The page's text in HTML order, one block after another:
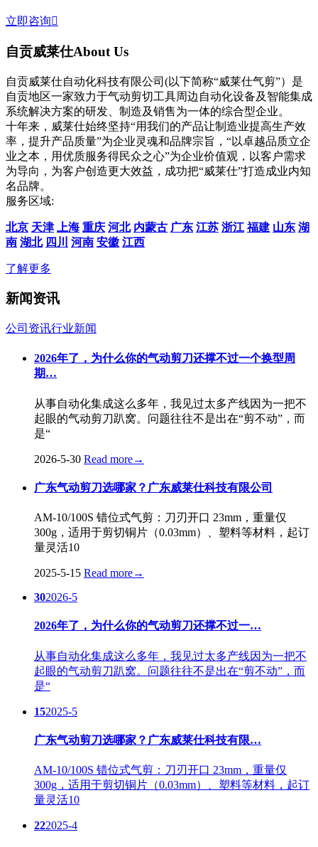
立即咨询
自贡威莱仕About Us
自贡威莱仕自动化科技有限公司(以下简称“威莱仕气剪”）是
自贡地区一家致力于气动剪切工具周边自动化设备及智能集成
系统解决方案的研发、制造及销售为一体的综合型企业。
十年来，威莱仕始终坚持“用我们的产品让制造业提高生产效
率，提升产品质量”为企业灵魂和品牌宗旨，“以卓越品质立企
业之本，用优质服务得民众之心”为企业价值观，以客户需求
为导向，为客户创造更大效益，成功把“威莱仕”打造成业内知
名品牌。
服务区域:
北京 天津 上海 重庆 河北 内蒙古 广东 江苏 浙江 福建 山东 湖
南 湖北 四川 河南 安徽 江西
了解更多
新闻资讯
公司资讯行业新闻
2026年了，为什么你的气动剪刀还撑不过一个换型周
期…
从事自动化集成这么多年，我见过太多产线因为一把不
起眼的气动剪刀趴窝。问题往往不是出在“剪不动”，而
是“
2026-5-30 Read more→
广东气动剪刀选哪家？广东威莱仕科技有限公司
AM-10/100S 错位式气剪：刀刃开口 23mm，重量仅
300g，适用于剪切铜片（0.03mm）、塑料等材料，起订
量灵活10
2025-5-15 Read more→
302026-5
2026年了，为什么你的气动剪刀还撑不过一…
从事自动化集成这么多年，我见过太多产线因为一把不
起眼的气动剪刀趴窝。问题往往不是出在“剪不动”，而
是“
152025-5
广东气动剪刀选哪家？广东威莱仕科技有限…
AM-10/100S 错位式气剪：刀刃开口 23mm，重量仅
300g，适用于剪切铜片（0.03mm）、塑料等材料，起订
量灵活10
222025-4